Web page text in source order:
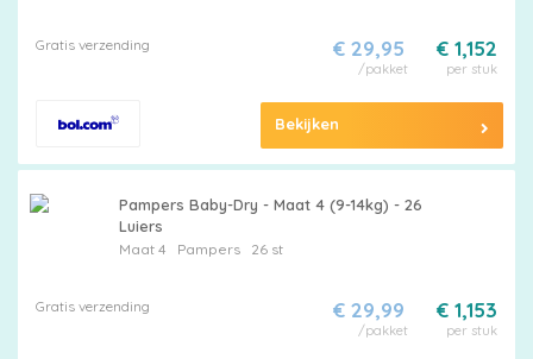
Gratis verzending € 1,152
per stuk
€ 29,95
/pakket
Bekijken
Pampers Baby-Dry - Maat 4 (9-14kg) - 26
Luiers
Maat 4 Pampers26 st
Gratis verzending € 1,153
per stuk
€ 29,99
/pakket